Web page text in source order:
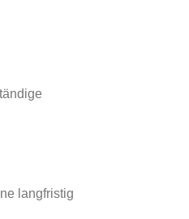
langfristig